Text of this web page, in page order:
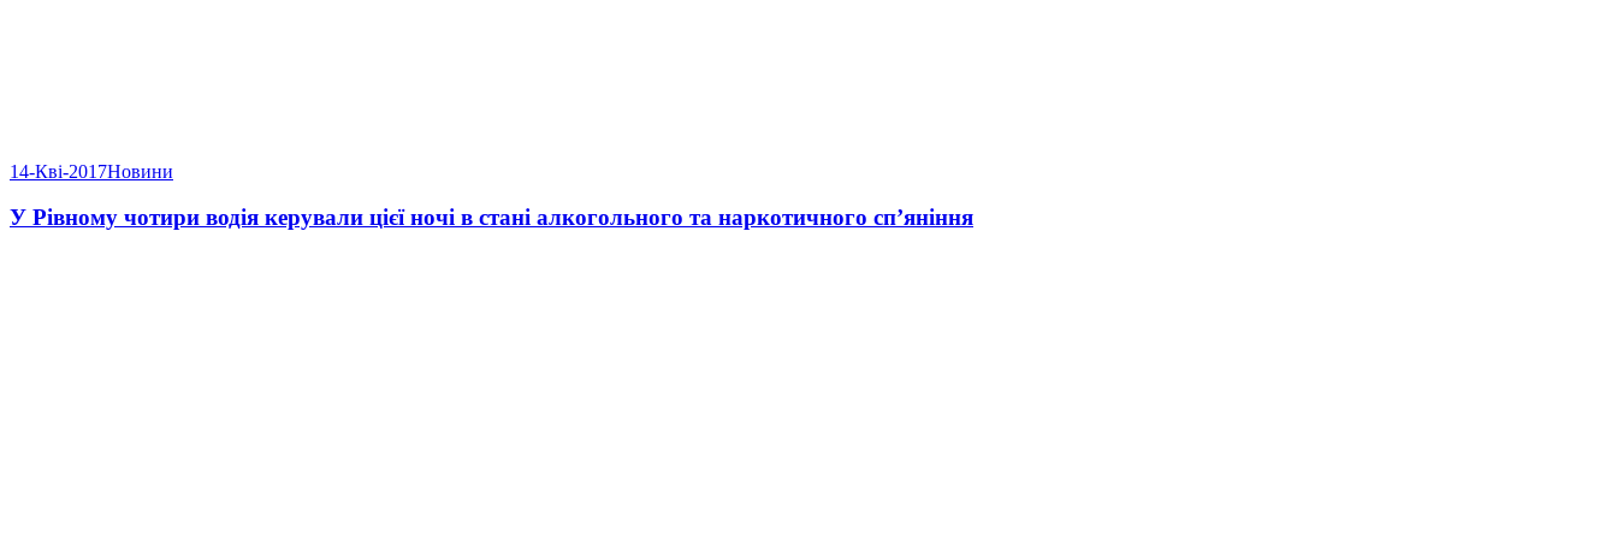
14-Кві-2017Новини
У Рівному чотири водія керували цієї ночі в стані алкогольного та наркотичного сп’яніння